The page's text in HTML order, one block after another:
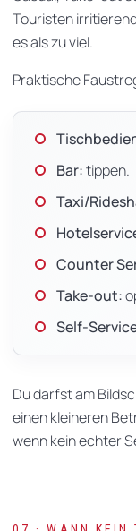
Touristen
es als zu viel.
Praktische
Bar:tippen.
Taxi/
Counter
Take-out:
Self-
Du darfst am
einen kleineren
wenn kein echter